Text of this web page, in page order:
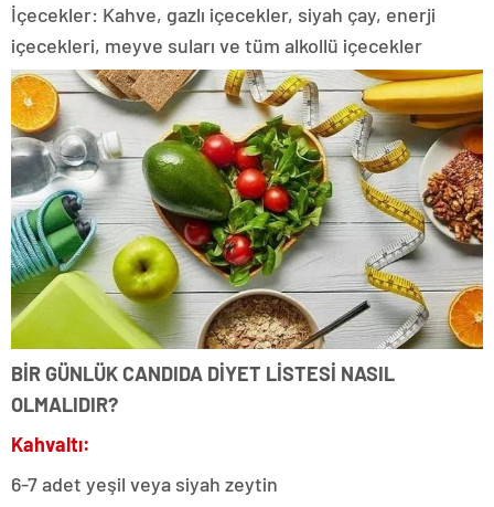
İçecekler: Kahve, gazlı içecekler, siyah çay, enerji
içecekleri, meyve suları ve tüm alkollü içecekler
BİR GÜNLÜK CANDIDA DİYET LİSTESİ NASIL
OLMALIDIR?
Kahvaltı:
6-7 adet yeşil veya siyah zeytin